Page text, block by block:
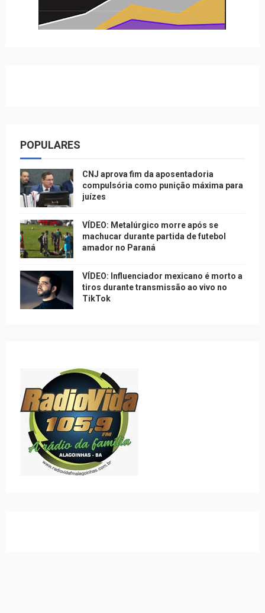
POPULARES
CNJ aprova fim da aposentadoria
compulsória como punição máxima para
juízes
VÍDEO: Metalúrgico morre após se
machucar durante partida de futebol
amador no Paraná
VÍDEO: Influenciador mexicano é morto a
tiros durante transmissão ao vivo no
TikTok